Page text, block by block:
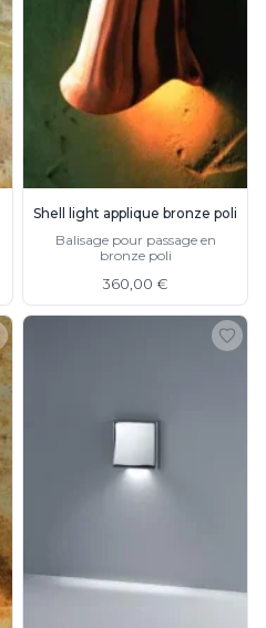
Shell light applique bronze poli
Balisage pour passage en
bronze poli
360,00 €